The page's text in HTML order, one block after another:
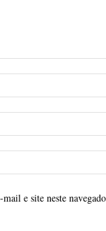
e site neste